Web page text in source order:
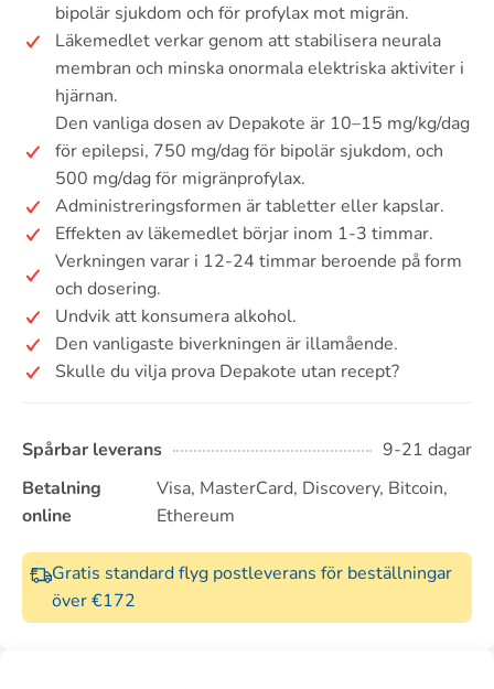
bipolär sjukdom och för profylax mot migrän.
Läkemedlet verkar genom att stabilisera neurala
membran och minska onormala elektriska aktiviter i
hjärnan.
Den vanliga dosen av Depakote är 10–15 mg/kg/dag
för epilepsi, 750 mg/dag för bipolär sjukdom, och
500 mg/dag för migränprofylax.
Administreringsformen är tabletter eller kapslar.
Effekten av läkemedlet börjar inom 1-3 timmar.
Verkningen varar i 12-24 timmar beroende på form
och dosering.
Undvik att konsumera alkohol.
Den vanligaste biverkningen är illamående.
Skulle du vilja prova Depakote utan recept?
Spårbar leverans
9-21 dagar
Betalning
online
Visa, MasterCard, Discovery, Bitcoin,
Ethereum
Gratis standard flyg postleverans för beställningar
över €172